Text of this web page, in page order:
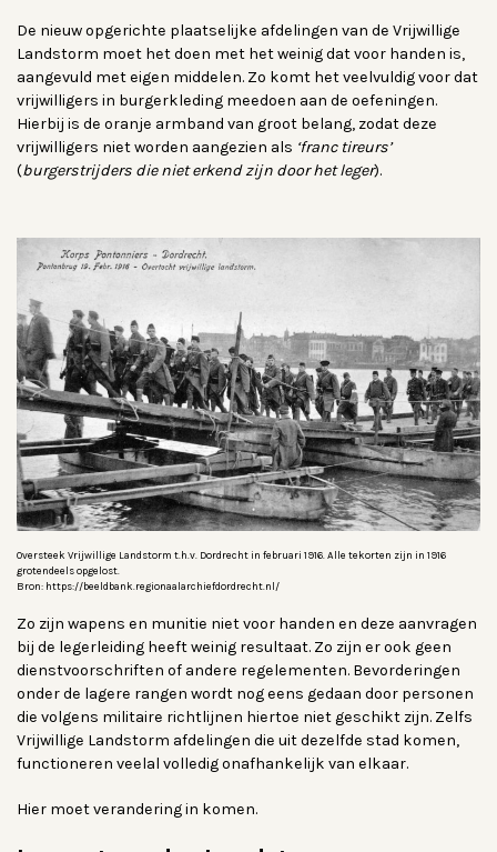
De nieuw opgerichte plaatselijke afdelingen van de Vrijwillige
Landstorm moet het doen met het weinig dat voor handen is,
aangevuld met eigen middelen. Zo komt het veelvuldig voor dat
vrijwilligers in burgerkleding meedoen aan de oefeningen.
Hierbij is de oranje armband van groot belang, zodat deze
vrijwilligers niet worden aangezien als ‘franc tireurs’
(burgerstrijders die niet erkend zijn door het leger).
Oversteek Vrijwillige Landstorm t.h.v. Dordrecht in februari 1916. Alle tekorten zijn in 1916
grotendeels opgelost.
Bron: https://beeldbank.regionaalarchiefdordrecht.nl/
Zo zijn wapens en munitie niet voor handen en deze aanvragen
bij de legerleiding heeft weinig resultaat. Zo zijn er ook geen
dienstvoorschriften of andere regelementen. Bevorderingen
onder de lagere rangen wordt nog eens gedaan door personen
die volgens militaire richtlijnen hiertoe niet geschikt zijn. Zelfs
Vrijwillige Landstorm afdelingen die uit dezelfde stad komen,
functioneren veelal volledig onafhankelijk van elkaar.
Hier moet verandering in komen.